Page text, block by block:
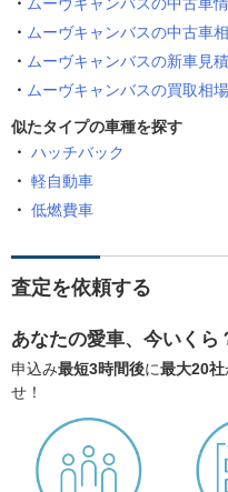
ムーヴキャンバスの中古車
ムーヴキャンバスの新車見
ムーヴキャンバスの買取相
似たタイプの車種を探す
ハッチバック
軽自動車
低燃費車
査定を依頼する
あなたの愛車、今いくら
申込み最短3時間後に最大20社
せ！